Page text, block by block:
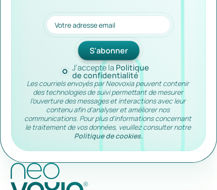
J’accepte la Politique
de confidentialité
Les courriels envoyés par Neovoxia peuvent contenir
des technologies de suivi permettant de mesurer
l’ouverture des messages et interactions avec leur
contenu afin d’analyser et améliorer nos
communications. Pour plus d’informations concernant
le traitement de vos données, veuillez consulter notre
Politique de cookies.